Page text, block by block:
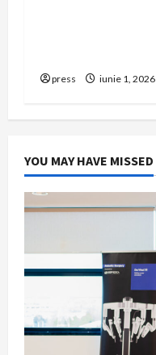
press iunie 1, 2026
YOU MAY HAVE MISSED